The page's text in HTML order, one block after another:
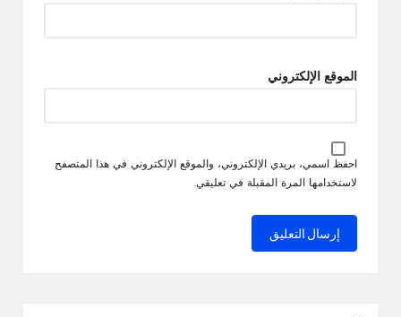
الموقع الإلكتروني
احفظ اسمي، بريدي الإلكتروني، والموقع الإلكتروني في هذا المتصفح
لاستخدامها المرة المقبلة في تعليقي.